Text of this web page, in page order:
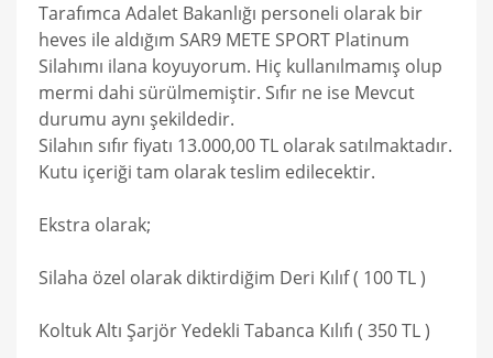
Tarafımca Adalet Bakanlığı personeli olarak bir
heves ile aldığım SAR9 METE SPORT Platinum
Silahımı ilana koyuyorum. Hiç kullanılmamış olup
mermi dahi sürülmemiştir. Sıfır ne ise Mevcut
durumu aynı şekildedir.
Silahın sıfır fiyatı 13.000,00 TL olarak satılmaktadır.
Kutu içeriği tam olarak teslim edilecektir.
Ekstra olarak;
Silaha özel olarak diktirdiğim Deri Kılıf ( 100 TL )
Koltuk Altı Şarjör Yedekli Tabanca Kılıfı ( 350 TL )